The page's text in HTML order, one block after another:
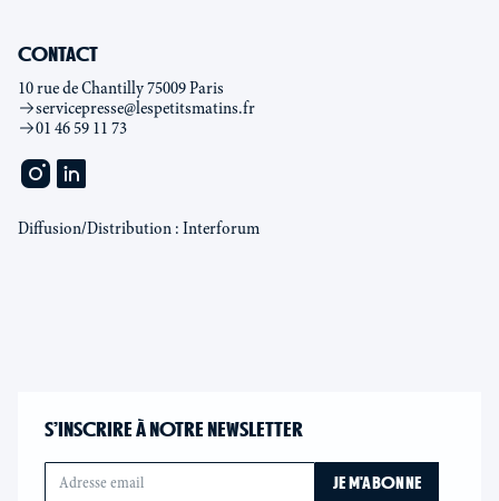
CONTACT
10 rue de Chantilly 75009 Paris
servicepresse@lespetitsmatins.fr
01 46 59 11 73
Diffusion/Distribution : Interforum
S’INSCRIRE À NOTRE NEWSLETTER